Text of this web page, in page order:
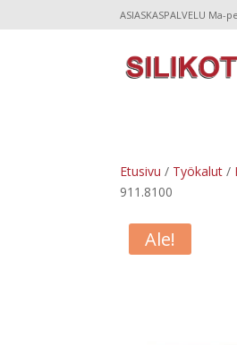
ASIASKASPALVELU
Etusivu / Työkalut /
911.8100
Ale!